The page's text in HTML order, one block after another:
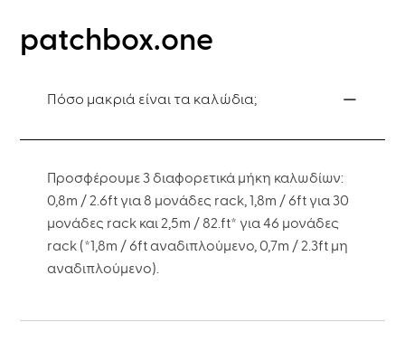
patchbox.one
Πόσο μακριά είναι τα καλώδια;
Προσφέρουμε 3 διαφορετικά μήκη καλωδίων:
0,8m / 2.6ft για 8 μονάδες rack, 1,8m / 6ft για 30
μονάδες rack και 2,5m / 82.ft* για 46 μονάδες
rack (*1,8m / 6ft αναδιπλούμενο, 0,7m / 2.3ft μη
αναδιπλούμενο).